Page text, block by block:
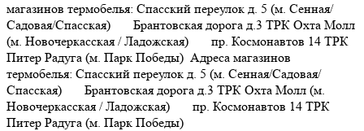
магазинов термобелья: Спасский переулок д. 5 (м. Сенная/
Садовая/Спасская) Брантовская дорога д.3 ТРК Охта Молл
(м. Новочеркасская / Ладожская) пр. Космонавтов 14 ТРК
Питер Радуга (м. Парк Победы) Адреса магазинов
термобелья: Спасский переулок д. 5 (м. Сенная/Садовая/
Спасская) Брантовская дорога д.3 ТРК Охта Молл (м.
Новочеркасская / Ладожская) пр. Космонавтов 14 ТРК
Питер Радуга (м. Парк Победы)